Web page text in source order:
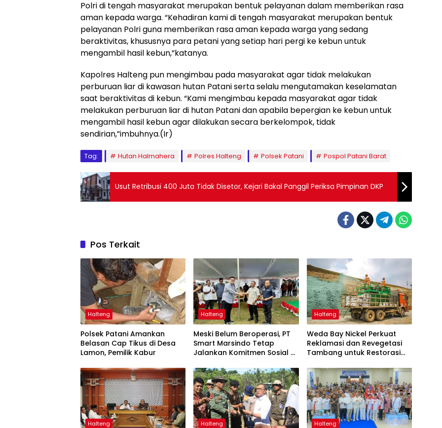
Polri di tengah masyarakat merupakan bentuk pelayanan dalam memberikan rasa
aman kepada warga. “Kehadiran kami di tengah masyarakat merupakan bentuk
pelayanan Polri guna memberikan rasa aman kepada warga yang sedang
beraktivitas, khususnya para petani yang setiap hari pergi ke kebun untuk
mengambil hasil kebun,”katanya.
Kapolres Halteng pun mengimbau pada masyarakat agar tidak melakukan
perburuan liar di kawasan hutan Patani serta selalu mengutamakan keselamatan
saat beraktivitas di kebun. “Kami mengimbau kepada masyarakat agar tidak
melakukan perburuan liar di hutan Patani dan apabila bepergian ke kebun untuk
mengambil hasil kebun agar dilakukan secara berkelompok, tidak
sendirian,”imbuhnya.(Ir)
Tag: Hutan Halmahera Polres Halteng Polsek Patani Pospol Patani Barat
Usut Retribusi 400 Juta Tidak Disetor, Kejari Bakal Panggil Periksa Pimpinan DKP
Pos Terkait
Halteng
Polsek Patani Amankan
Belasan Cap Tikus di Desa
Lamon, Pemilik Kabur
Halteng
Meski Belum Beroperasi, PT
Smart Marsindo Tetap
Jalankan Komitmen Sosial di
Halteng
Weda Bay Nickel Perkuat
Reklamasi dan Revegetasi
Tambang untuk Restorasi
Halteng Halteng Halteng